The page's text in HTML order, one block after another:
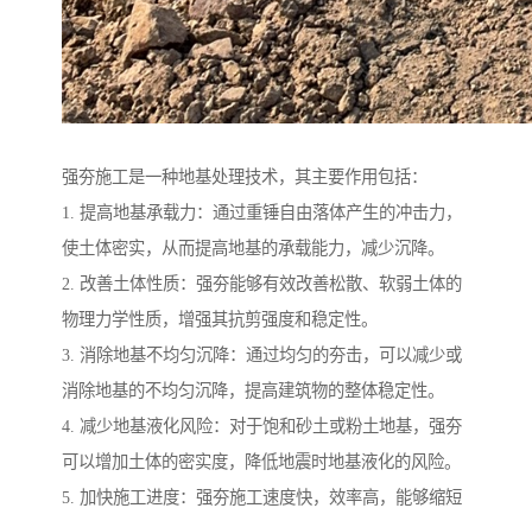
强夯施工是一种地基处理技术，其主要作用包括：
1. 提高地基承载力：通过重锤自由落体产生的冲击力，
使土体密实，从而提高地基的承载能力，减少沉降。
2. 改善土体性质：强夯能够有效改善松散、软弱土体的
物理力学性质，增强其抗剪强度和稳定性。
3. 消除地基不均匀沉降：通过均匀的夯击，可以减少或
消除地基的不均匀沉降，提高建筑物的整体稳定性。
4. 减少地基液化风险：对于饱和砂土或粉土地基，强夯
可以增加土体的密实度，降低地震时地基液化的风险。
5. 加快施工进度：强夯施工速度快，效率高，能够缩短